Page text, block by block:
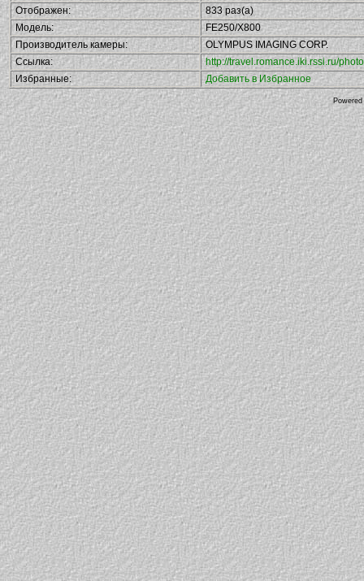
Отображен:
833 раз(а)
Модель:
FE250/X800
Производитель камеры:
OLYMPUS IMAGING CORP.
Ссылка:
http://travel.romance.iki.rssi.ru/
Избранные:
Добавить в Избранное